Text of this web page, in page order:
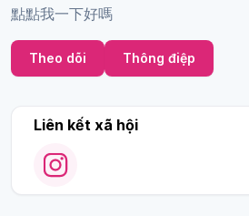
點點我一下好嗎
Theo dõi Thông điệp
Liên kết xã hội